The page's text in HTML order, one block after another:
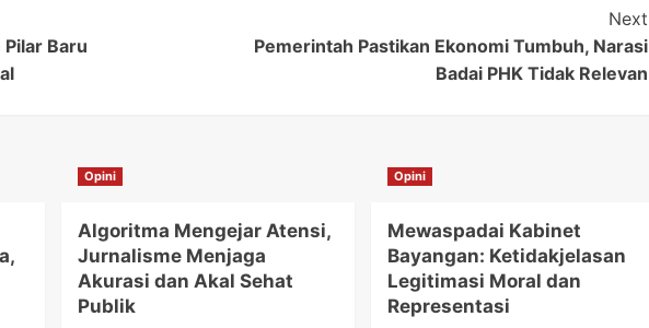
Baru
Next
Pemerintah Pastikan Ekonomi Tumbuh, Narasi
Badai PHK Tidak Relevan
Opini
Algoritma Mengejar Atensi,
Jurnalisme Menjaga
Akurasi dan Akal Sehat
Publik
Opini
Mewaspadai Kabinet
Bayangan: Ketidakjelasan
Legitimasi Moral dan
Representasi